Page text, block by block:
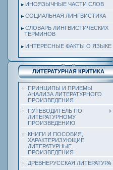
ИНОЯЗЫЧНЫЕ ЧАСТИ СЛОВ
СОЦИАЛЬНАЯ ЛИНГВИСТИКА
СЛОВАРЬ ЛИНГВИСТИЧЕСКИХ
ТЕРМИНОВ
ИНТЕРЕСНЫЕ ФАКТЫ О ЯЗЫКЕ
ЛИТЕРАТУРНАЯ КРИТИКА
ПРИНЦИПЫ И ПРИЕМЫ
АНАЛИЗА ЛИТЕРАТУРНОГО
ПРОИЗВЕДЕНИЯ
ПУТЕВОДИТЕЛЬ ПО
ЛИТЕРАТУРНОМУ
ПРОИЗВЕДЕНИЮ
КНИГИ И ПОСОБИЯ,
ХАРАКТЕРИЗУЮЩИЕ
ЛИТЕРАТУРНЫЕ
ПРОИЗВЕДЕНИЯ
ДРЕВНЕРУССКАЯ ЛИТЕРАТУРА